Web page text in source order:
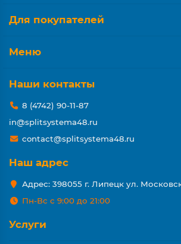
Для покупателей
Меню
Наши контакты
8 (4742) 90-11-87
in@splitsystema48.ru
contact@splitsystema48.ru
Наш адрес
Адрес: 398055 г. Липецк ул.
Пн-Вс с 9:00 до 21:00
Услуги